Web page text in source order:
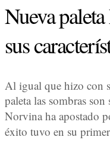
Nueva
sus
Al igual que hizo con
paleta las sombras
Norvina ha apostado
éxito tuvo en su